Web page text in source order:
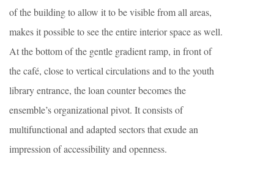
of the building to allow it to be visible from all areas,
makes it possible to see the entire interior space as well.
At the bottom of the gentle gradient ramp, in front of
the café, close to vertical circulations and to the youth
library entrance, the loan counter becomes the
ensemble’s organizational pivot. It consists of
multifunctional and adapted sectors that exude an
impression of accessibility and openness.